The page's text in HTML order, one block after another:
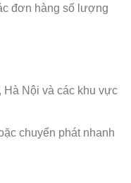
đơn hàng số lượng
Hà Nội và các khu vực
chuyển phát nhanh